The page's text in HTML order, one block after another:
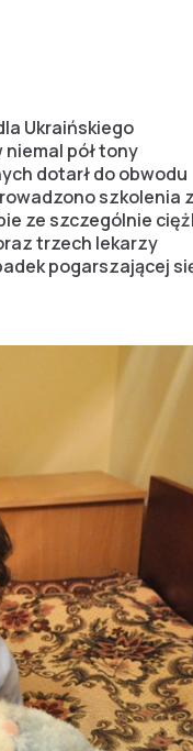
Ukraińskiego
pół tony
dotarł do obwodu
szkolenia z
ze szczególnie
trzech lekarzy
pogarszającej